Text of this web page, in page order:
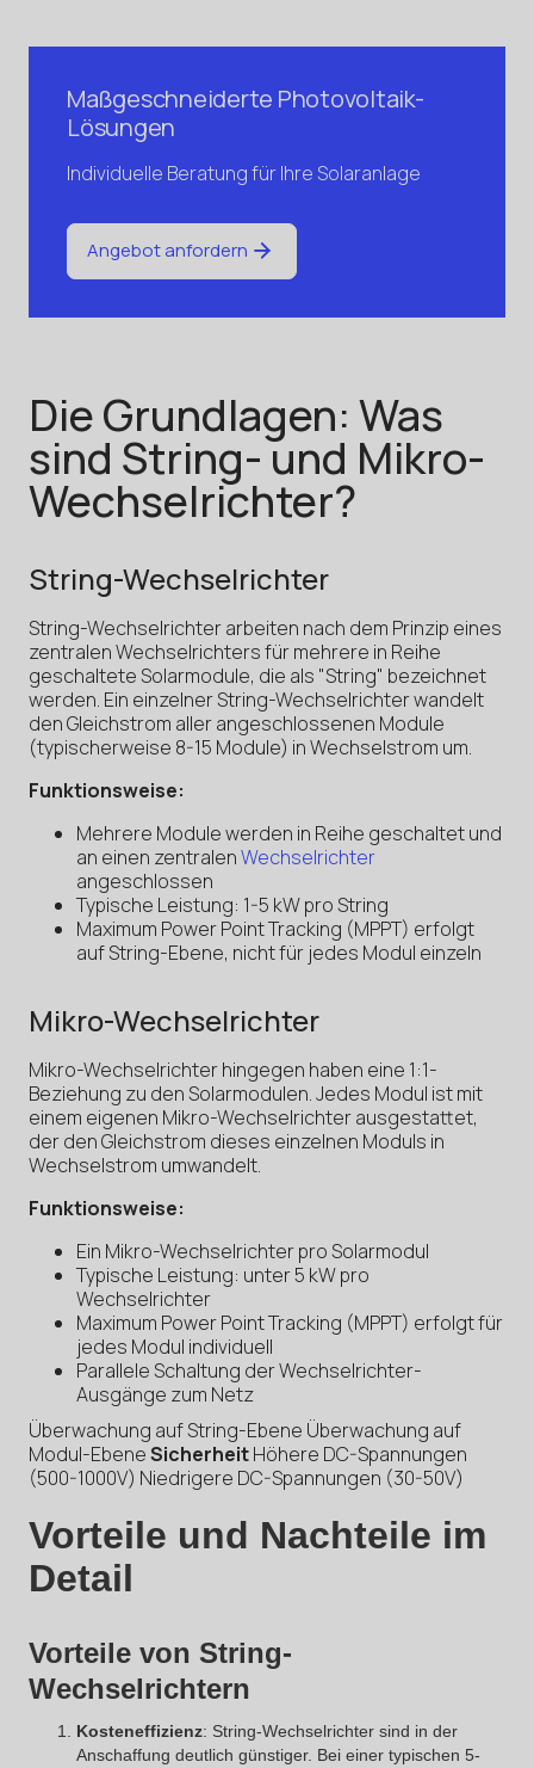
Maßgeschneiderte Photovoltaik-
Lösungen
Individuelle Beratung für Ihre Solaranlage
Angebot anfordern
Die Grundlagen: Was
sind String- und Mikro-
Wechselrichter?
String-Wechselrichter
String-Wechselrichter arbeiten nach dem Prinzip eines
zentralen Wechselrichters für mehrere in Reihe
geschaltete Solarmodule, die als "String" bezeichnet
werden. Ein einzelner String-Wechselrichter wandelt
den Gleichstrom aller angeschlossenen Module
(typischerweise 8-15 Module) in Wechselstrom um.
Funktionsweise:
Mehrere Module werden in Reihe geschaltet und
an einen zentralenWechselrichter
angeschlossen
Typische Leistung: 1-5 kW pro String
Maximum Power Point Tracking (MPPT) erfolgt
auf String-Ebene, nicht für jedes Modul einzeln
Mikro-Wechselrichter
Mikro-Wechselrichter hingegen haben eine 1:1-
Beziehung zu den Solarmodulen. Jedes Modul ist mit
einem eigenen Mikro-Wechselrichter ausgestattet,
der den Gleichstrom dieses einzelnen Moduls in
Wechselstrom umwandelt.
Funktionsweise:
Ein Mikro-Wechselrichter pro Solarmodul
Typische Leistung: unter 5 kW pro
Wechselrichter
Maximum Power Point Tracking (MPPT) erfolgt für
jedes Modul individuell
Parallele Schaltung der Wechselrichter-
Ausgänge zum Netz
Überwachung auf String-Ebene Überwachung auf
Modul-EbeneSicherheitHöhere DC-Spannungen
(500-1000V) Niedrigere DC-Spannungen (30-50V)
Vorteile und Nachteile im
Detail
Vorteile von String-
Wechselrichtern
Kosteneffizienz: String-Wechselrichter sind in der
Anschaffung deutlich günstiger. Bei einer typischen 5-